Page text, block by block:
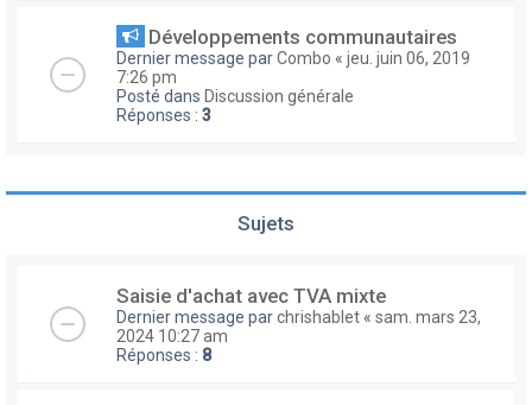
Développements communautaires
Dernier message parCombo « jeu. juin 06, 2019
7:26 pm
Posté dans Discussion générale
Réponses : 3
Sujets
Saisie d'achat avec TVA mixte
Dernier message parchrishablet « sam. mars 23,
2024 10:27 am
Réponses : 8